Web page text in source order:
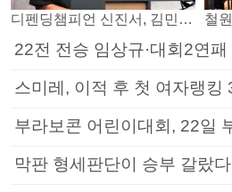
디펜딩챔피언 신진서, 김민석 꺾고 8강으로 철
스미레, 이적 후 첫 여자랭킹
부라보콘 어린이대회, 22일
막판 형세판단이 승부 갈랐